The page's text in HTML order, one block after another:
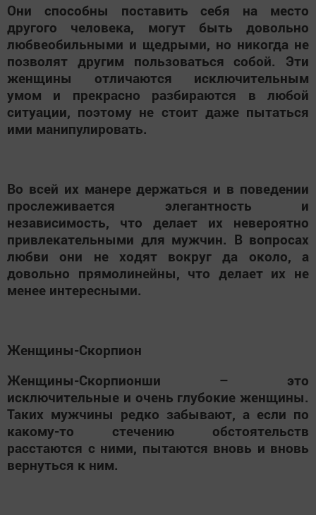
Они способны поставить себя на место
другого человека, могут быть довольно
любвеобильными и щедрыми, но никогда не
позволят другим пользоваться собой. Эти
женщины отличаются исключительным
умом и прекрасно разбираются в любой
ситуации, поэтому не стоит даже пытаться
ими манипулировать.
Во всей их манере держаться и в поведении
прослеживается элегантность и
независимость, что делает их невероятно
привлекательными для мужчин. В вопросах
любви они не ходят вокруг да около, а
довольно прямолинейны, что делает их не
менее интересными.
Женщины-Скорпион
Женщины-Скорпионши – это
исключительные и очень глубокие женщины.
Таких мужчины редко забывают, а если по
какому-то стечению обстоятельств
расстаются с ними, пытаются вновь и вновь
вернуться к ним.